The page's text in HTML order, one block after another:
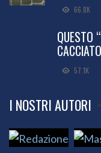
66.8K
QUESTO
57.1K
I NOSTRI AUTORI